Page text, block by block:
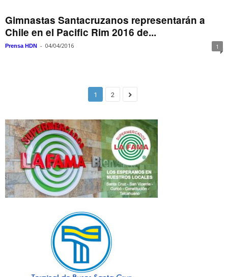
Gimnastas Santacruzanos representarán a
Chile en el Pacific Rim 2016 de...
Prensa HDN - 04/04/2016 1
1 2